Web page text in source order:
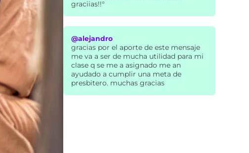
graciias!!°
@alejandro
gracias por el aporte de este mensaje
me va a ser de mucha utilidad para mi
clase q se me a asignado me an
ayudado a cumplir una meta de
presbitero. muchas gracias